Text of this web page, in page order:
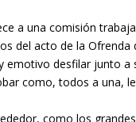
a una comisión
del acto de la Ofrenda
emotivo desfilar junto a
como, todos a una,
como los